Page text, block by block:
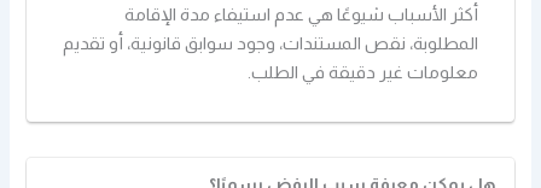
أكثر الأسباب شيوعًا هي عدم استيفاء مدة الإقامة
المطلوبة، نقص المستندات، وجود سوابق قانونية، أو تقديم
معلومات غير دقيقة في الطلب.